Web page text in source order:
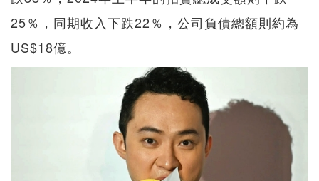
25％，同期收入下跌22％，公司負債總額則約為
US$18億。